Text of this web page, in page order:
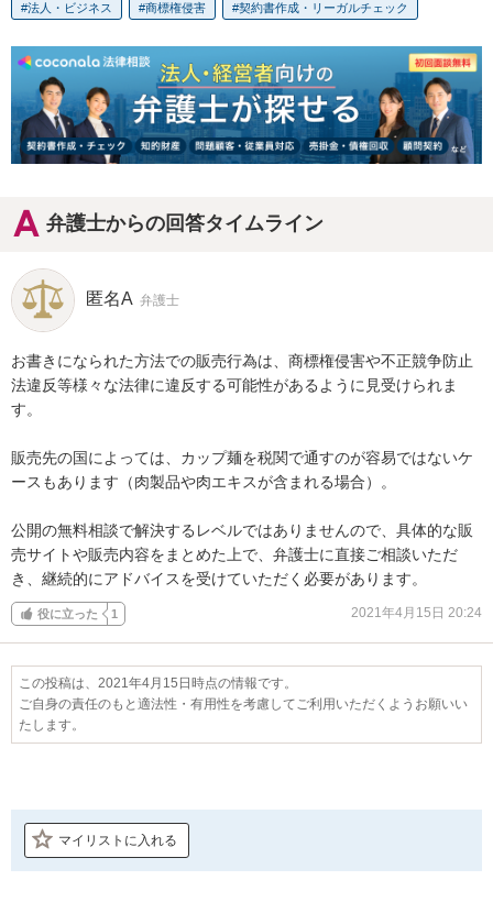
法人・ビジネス 商標権侵害 契約書作成・リーガルチェック
弁護士からの回答タイムライン
匿名A 弁護士
お書きになられた方法での販売行為は、商標権侵害や不正競争防止
法違反等様々な法律に違反する可能性があるように見受けられま
す。
販売先の国によっては、カップ麺を税関で通すのが容易ではないケ
ースもあります（肉製品や肉エキスが含まれる場合）。
公開の無料相談で解決するレベルではありませんので、具体的な販
売サイトや販売内容をまとめた上で、弁護士に直接ご相談いただ
き、継続的にアドバイスを受けていただく必要があります。
役に立った 1 2021年4月15日 20:24
この投稿は、2021年4月15日時点の情報です。
ご自身の責任のもと適法性・有用性を考慮してご利用いただくようお願いい
たします。
マイリストに入れる